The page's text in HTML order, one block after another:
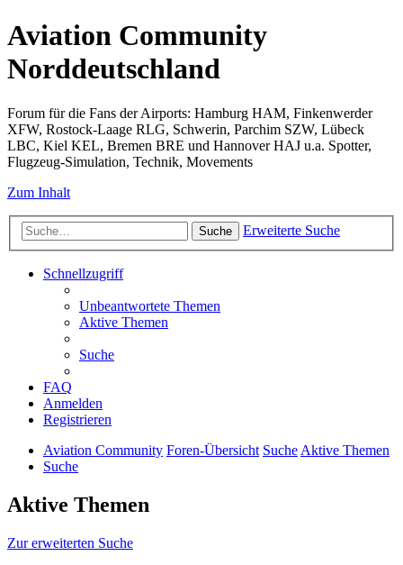
Aviation Community
Norddeutschland
Forum für die Fans der Airports: Hamburg HAM, Finkenwerder
XFW, Rostock-Laage RLG, Schwerin, Parchim SZW, Lübeck
LBC, Kiel KEL, Bremen BRE und Hannover HAJ u.a. Spotter,
Flugzeug-Simulation, Technik, Movements
Zum Inhalt
Suche Erweiterte Suche
Schnellzugriff
Unbeantwortete Themen
Aktive Themen
Suche
FAQ
Anmelden
Registrieren
Aviation Community Foren-Übersicht SucheAktive Themen
Suche
Aktive Themen
Zur erweiterten Suche